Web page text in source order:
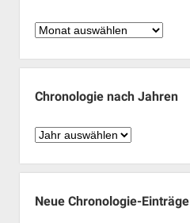
Chronologie
Monaten
Chronologie nach Jahren
Chronologie
Jahren
Neue Chronologie-Einträge